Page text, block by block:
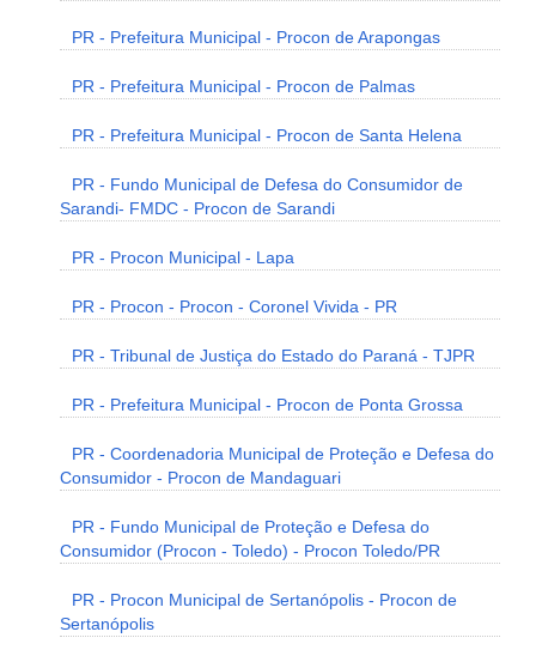
PR - Prefeitura Municipal - Procon de Arapongas
PR - Prefeitura Municipal - Procon de Palmas
PR - Prefeitura Municipal - Procon de Santa Helena
PR - Fundo Municipal de Defesa do Consumidor de
Sarandi- FMDC - Procon de Sarandi
PR - Procon Municipal - Lapa
PR - Procon - Procon - Coronel Vivida - PR
PR - Tribunal de Justiça do Estado do Paraná - TJPR
PR - Prefeitura Municipal - Procon de Ponta Grossa
PR - Coordenadoria Municipal de Proteção e Defesa do
Consumidor - Procon de Mandaguari
PR - Fundo Municipal de Proteção e Defesa do
Consumidor (Procon - Toledo) - Procon Toledo/PR
PR - Procon Municipal de Sertanópolis - Procon de
Sertanópolis